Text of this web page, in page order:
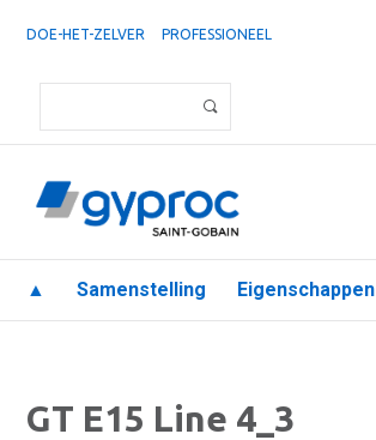
DOE-HET-ZELVER PROFESSIONEEL
▲ Samenstelling Eigenschappen
GT E15 Line 4_3